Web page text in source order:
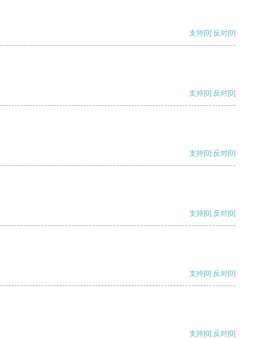
支持[0] 反对[0]
支持[0] 反对[0]
支持[0] 反对[0]
支持[0] 反对[0]
支持[0] 反对[0]
支持[0] 反对[0]